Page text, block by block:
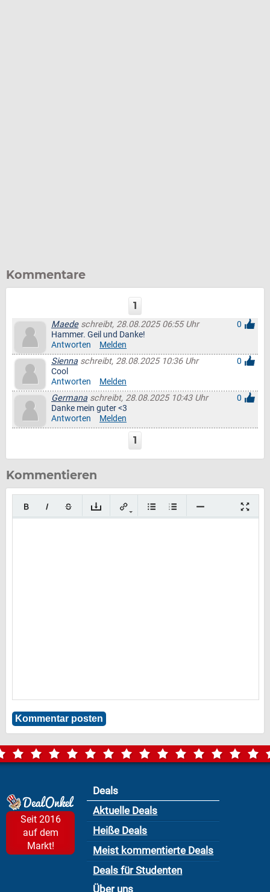
Kommentare
1
Maedeschreibt, 28.08.2025 06:55 Uhr
0
Hammer. Geil und Danke!
Antworten
Melden
Siennaschreibt, 28.08.2025 10:36 Uhr
0
Cool
Antworten
Melden
Germana schreibt, 28.08.2025 10:43 Uhr
0
Danke mein guter <3
Antworten
Melden
1
Kommentieren
Seit 2016
auf dem
Markt!
Deals
Aktuelle Deals
Heiße Deals
Meist kommentierte Deals
Deals für Studenten
Über uns